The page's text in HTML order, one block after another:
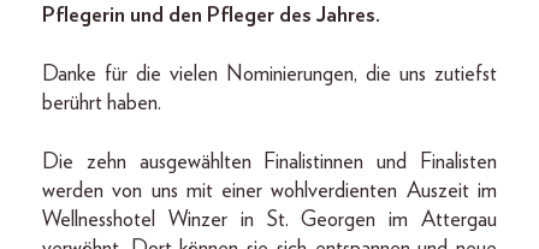
Pflegerin und den Pfleger des Jahres.
Danke für die vielen Nominierungen, die uns zutiefst
berührt haben.
Die zehn ausgewählten Finalistinnen und Finalisten
werden von uns mit einer wohlverdienten Auszeit im
Wellnesshotel Winzer in St. Georgen im Attergau